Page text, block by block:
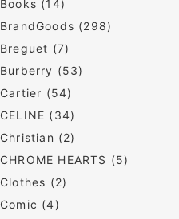
Books (14)
BrandGoods (298)
Breguet (7)
Burberry (53)
Cartier (54)
CELINE (34)
Christian (2)
CHROME HEARTS (5)
Clothes (2)
Comic (4)